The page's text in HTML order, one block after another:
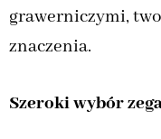
grawerniczymi,
znaczenia.
Szeroki wybór